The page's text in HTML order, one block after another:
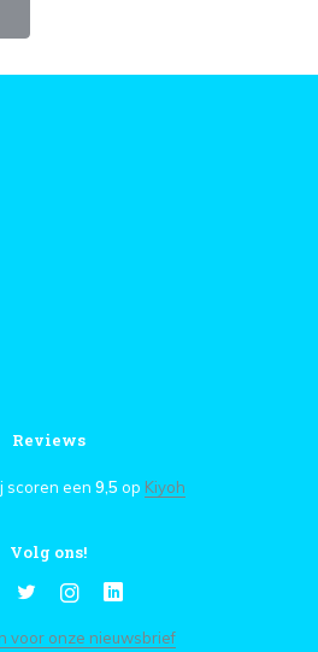
Reviews
scoren een 9,5 op Kiyoh
Volg ons!
voor onze nieuwsbrief